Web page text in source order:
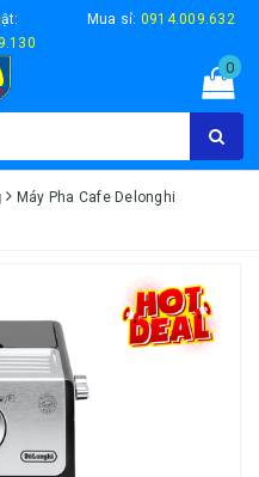
Mua sỉ: 0914.009.632
0
Máy Pha Cafe Delonghi